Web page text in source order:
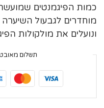
כמות הפיגמנטים
מוחדרים לגבעול
ונועלים את מולקולות
תשלום